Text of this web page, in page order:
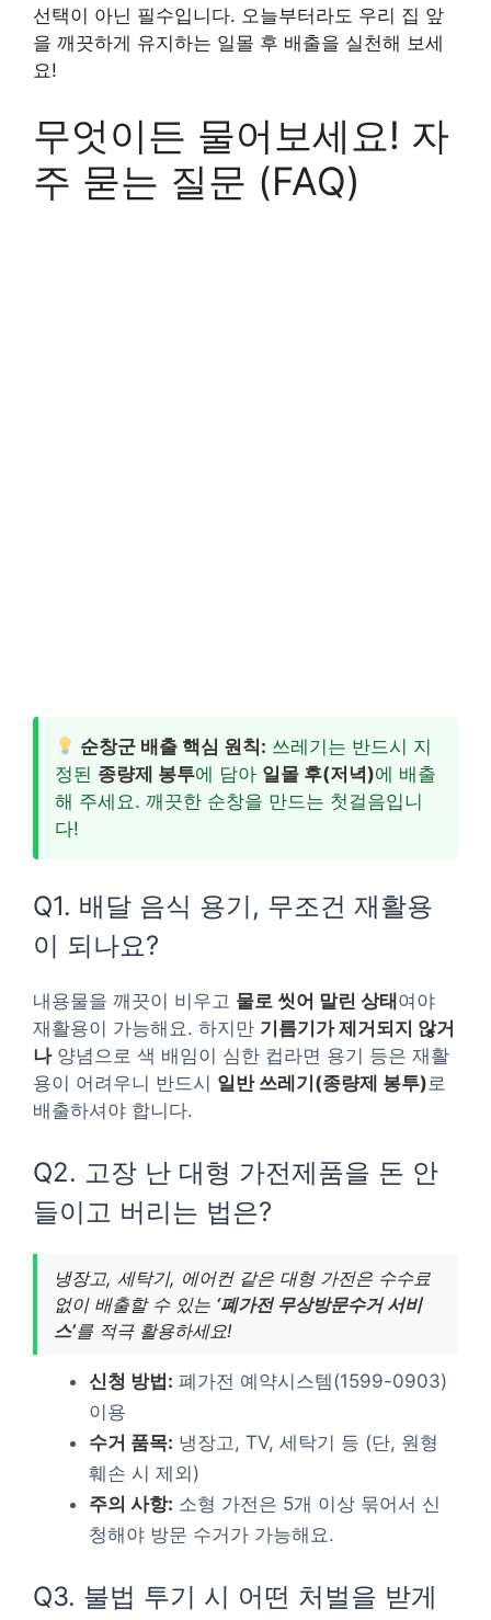
선택이 아닌 필수입니다. 오늘부터라도 우리 집 앞
을 깨끗하게 유지하는 일몰 후 배출을 실천해 보세
요!
무엇이든 물어보세요! 자
주 묻는 질문 (FAQ)
순창군 배출 핵심 원칙: 쓰레기는 반드시 지
정된 종량제 봉투에 담아 일몰 후(저녁)에 배출
해 주세요. 깨끗한 순창을 만드는 첫걸음입니
다!
Q1. 배달 음식 용기, 무조건 재활용
이 되나요?
내용물을 깨끗이 비우고 물로 씻어 말린 상태 여야
재활용이 가능해요. 하지만 기름기가 제거되지 않거
나양념으로 색 배임이 심한 컵라면 용기 등은 재활
용이 어려우니 반드시 일반 쓰레기(종량제 봉투)로
배출하셔야 합니다.
Q2. 고장 난 대형 가전제품을 돈 안
들이고 버리는 법은?
냉장고, 세탁기, 에어컨 같은 대형 가전은 수수료
없이 배출할 수 있는 ‘폐가전 무상방문수거 서비
스’를 적극 활용하세요!
신청 방법: 폐가전 예약시스템(1599-0903)
이용
수거 품목: 냉장고, TV, 세탁기 등 (단, 원형
훼손 시 제외)
주의 사항: 소형 가전은 5개 이상 묶어서 신
청해야 방문 수거가 가능해요.
Q3. 불법 투기 시 어떤 처벌을 받게